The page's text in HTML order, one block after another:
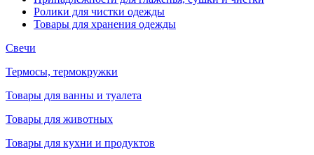
Ролики для чистки одежды
Товары для хранения одежды
Свечи
Термосы, термокружки
Товары для ванны и туалета
Товары для животных
Товары для кухни и продуктов